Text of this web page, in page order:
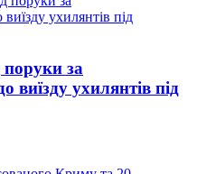
поруки за
виїзду ухилянтів під